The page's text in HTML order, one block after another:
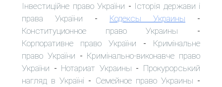
Інвестиційне право України - Історія держави і
права України - Кодексы Украины -
Конституционное право Украины -
Корпоративне право України - Кримінальне
право України - Кримінально-виконавче право
України - Нотариат Украины - Прокурорський
нагляд в Україні - Семейное право Украины -